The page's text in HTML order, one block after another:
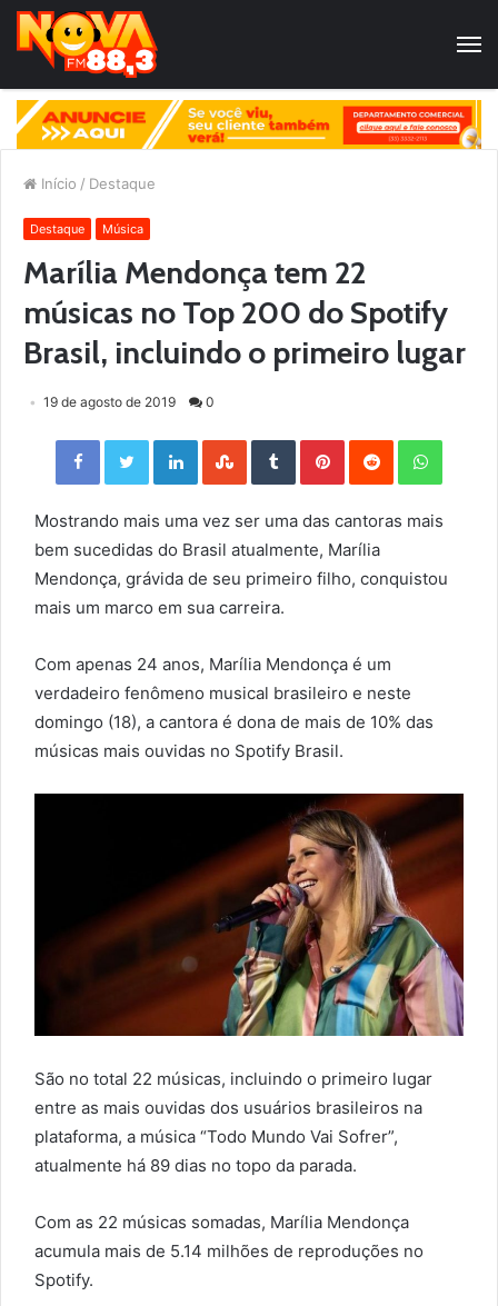
Início / Destaque
Destaque Música
Marília Mendonça tem 22
músicas no Top 200 do Spotify
Brasil, incluindo o primeiro lugar
19 de agosto de 2019 0
Facebook Twitter LinkedIn StumbleUpon Tumblr Pinterest Reddit
Mostrando mais uma vez ser uma das cantoras mais
bem sucedidas do Brasil atualmente, Marília
Mendonça, grávida de seu primeiro filho, conquistou
mais um marco em sua carreira.
Com apenas 24 anos, Marília Mendonça é um
verdadeiro fenômeno musical brasileiro e neste
domingo (18), a cantora é dona de mais de 10% das
músicas mais ouvidas no Spotify Brasil.
São no total 22 músicas, incluindo o primeiro lugar
entre as mais ouvidas dos usuários brasileiros na
plataforma, a música “Todo Mundo Vai Sofrer”,
atualmente há 89 dias no topo da parada.
Com as 22 músicas somadas, Marília Mendonça
acumula mais de 5.14 milhões de reproduções no
Spotify.